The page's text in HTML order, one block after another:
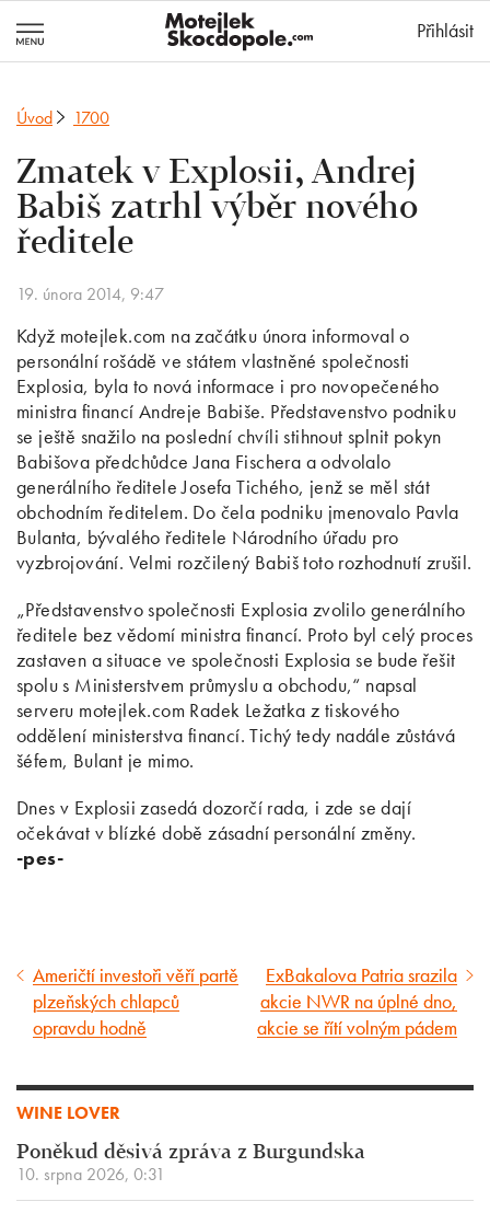
Přihlásit
Úvod 1700
Zmatek v Explosii, Andrej
Babiš zatrhl výběr nového
ředitele
19. února 2014, 9:47
Když motejlek.com na začátku února informoval o
personální rošádě ve státem vlastněné společnosti
Explosia, byla to nová informace i pro novopečeného
ministra financí Andreje Babiše. Představenstvo podniku
se ještě snažilo na poslední chvíli stihnout splnit pokyn
Babišova předchůdce Jana Fischera a odvolalo
generálního ředitele Josefa Tichého, jenž se měl stát
obchodním ředitelem. Do čela podniku jmenovalo Pavla
Bulanta, bývalého ředitele Národního úřadu pro
vyzbrojování. Velmi rozčilený Babiš toto rozhodnutí zrušil.
„Představenstvo společnosti Explosia zvolilo generálního
ředitele bez vědomí ministra financí. Proto byl celý proces
zastaven a situace ve společnosti Explosia se bude řešit
spolu s Ministerstvem průmyslu a obchodu,“ napsal
serveru motejlek.com Radek Ležatka z tiskového
oddělení ministerstva financí. Tichý tedy nadále zůstává
šéfem, Bulant je mimo.
Dnes v Explosii zasedá dozorčí rada, i zde se dají
očekávat v blízké době zásadní personální změny.
-pes-
Předcházející
článek
Američtí investoři věří partě
plzeňských chlapců
opravdu hodně
Následující
článek
ExBakalova Patria srazila
akcie NWR na úplné dno,
akcie se řítí volným pádem
WINE LOVER
Poněkud děsivá zpráva z Burgundska
10. srpna 2026, 0:31